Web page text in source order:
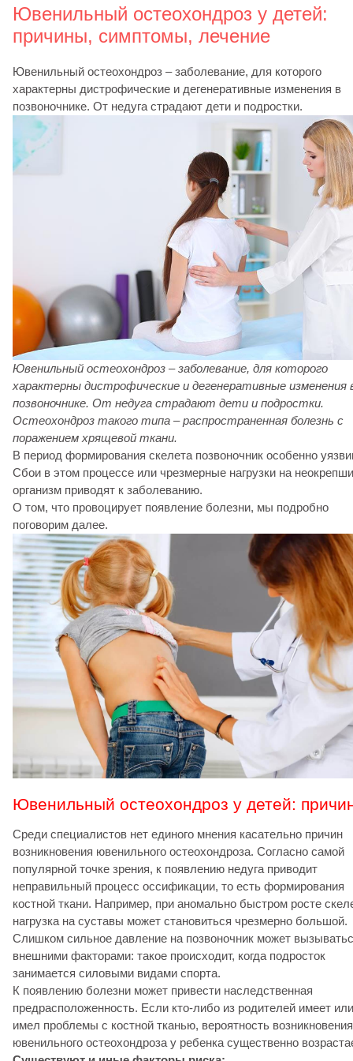
Ювенильный остеохондроз у детей:
причины, симптомы, лечение
Ювенильный остеохондроз – заболевание, для которого
характерны дистрофические и дегенеративные изменения в
позвоночнике. От недуга страдают дети и подростки.
Ювенильный остеохондроз – заболевание, для которого
характерны дистрофические и дегенеративные изменения
позвоночнике. От недуга страдают дети и подростки.
Остеохондроз такого типа – распространенная болезнь с
поражением хрящевой ткани.
В период формирования скелета позвоночник особенно
Сбои в этом процессе или чрезмерные нагрузки на
организм приводят к заболеванию.
О том, что провоцирует появление болезни, мы подробно
поговорим далее.
Ювенильный остеохондроз у детей:
Среди специалистов нет единого мнения касательно причин
возникновения ювенильного остеохондроза. Согласно самой
популярной точке зрения, к появлению недуга приводит
неправильный процесс оссификации, то есть формирования
костной ткани. Например, при аномально быстром росте
нагрузка на суставы может становиться чрезмерно большой.
Слишком сильное давление на позвоночник может
внешними факторами: такое происходит, когда подросток
занимается силовыми видами спорта.
К появлению болезни может привести наследственная
предрасположенность. Если кто-либо из родителей имеет или
имел проблемы с костной тканью, вероятность возникновения
ювенильного остеохондроза у ребенка существенно